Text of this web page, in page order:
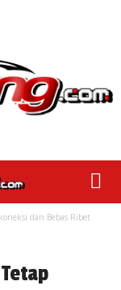
dan Bebas Ribet